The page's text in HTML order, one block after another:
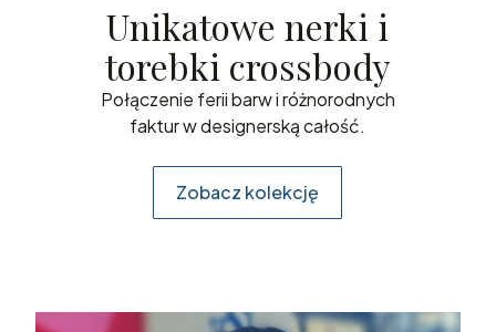
Unikatowe nerki i
torebki crossbody
Połączenie ferii barw i różnorodnych
faktur w designerską całość.
Zobacz kolekcję